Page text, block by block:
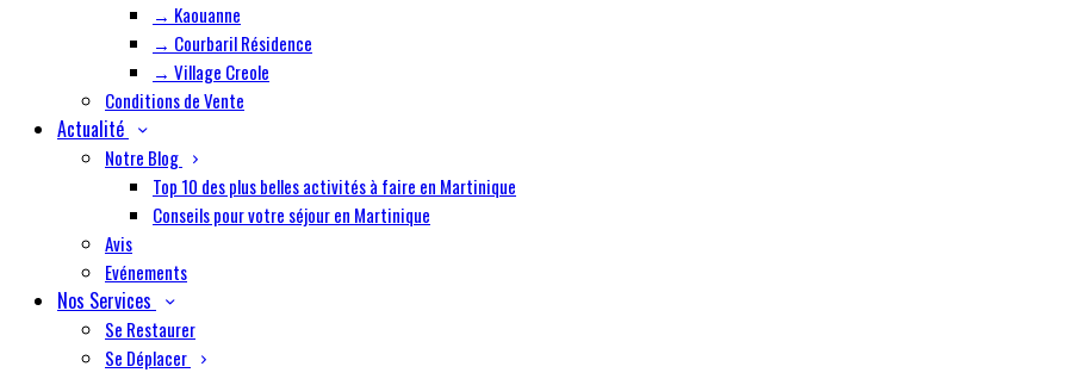
→ Kaouanne
→ Courbaril Résidence
→ Village Creole
Conditions de Vente
Actualité
Notre Blog
Top 10 des plus belles activités à faire en Martinique
Conseils pour votre séjour en Martinique
Avis
Evénements
Nos Services
Se Restaurer
Se Déplacer